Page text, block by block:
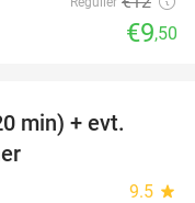
€9,50
min) + evt.
9.5 star